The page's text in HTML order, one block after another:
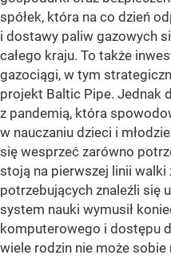
spółek, która na co dzień
i dostawy paliw gazowych
całego kraju. To także
gazociągi, w tym
projekt Baltic Pipe. Jednak
z pandemią, która
w nauczaniu dzieci i
się wesprzeć zarówno
stoją na pierwszej linii walki
potrzebujących znaleźli się
system nauki wymusił
komputerowego i dostępu
wiele rodzin nie może